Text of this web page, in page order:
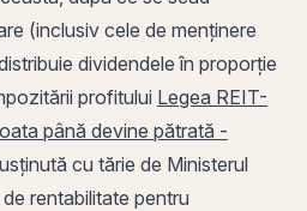
(inclusiv cele de menținere
dividendele în proporție
profitului Legea REIT-
până devine pătrată -
cu tărie de Ministerul
rentabilitate pentru